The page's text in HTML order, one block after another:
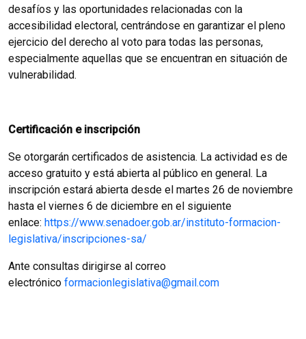
desafíos y las oportunidades relacionadas con la
accesibilidad electoral, centrándose en garantizar el pleno
ejercicio del derecho al voto para todas las personas,
especialmente aquellas que se encuentran en situación de
vulnerabilidad.
Certificación e inscripción
Se otorgarán certificados de asistencia. La actividad es de
acceso gratuito y está abierta al público en general. La
inscripción estará abierta desde el martes 26 de noviembre
hasta el viernes 6 de diciembre en el siguiente
enlace: https://www.senadoer.gob.ar/instituto-formacion-
legislativa/inscripciones-sa/
Ante consultas dirigirse al correo
electrónico formacionlegislativa@gmail.com